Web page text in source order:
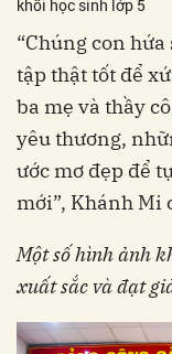
khối học sinh lớp 5
“Chúng con
tập thật tốt để
ba mẹ và thầy
yêu thương,
ước mơ đẹp để
mới”, Khánh Mi
Một số hình ảnh
xuất sắc và đạt